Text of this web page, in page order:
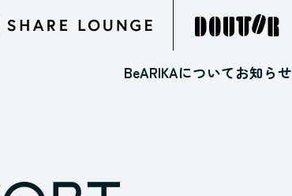
BeARIKAについて お知らせ